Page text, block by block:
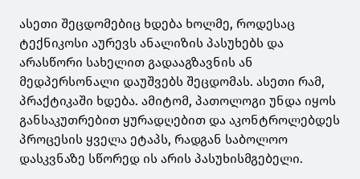
ასეთი შეცდომებიც ხდება ხოლმე, როდესაც
ტექნიკოსი აურევს ანალიზის პასუხებს და
არასწორი სახელით გადააგზავნის ან
მედპერსონალი დაუშვებს შეცდომას. ასეთი რამ,
პრაქტიკაში ხდება. ამიტომ, პათოლოგი უნდა იყოს
განსაკუთრებით ყურადღებით და აკონტროლებდეს
პროცესის ყველა ეტაპს, რადგან საბოლოო
დასკვნაზე სწორედ ის არის პასუხისმგებელი.